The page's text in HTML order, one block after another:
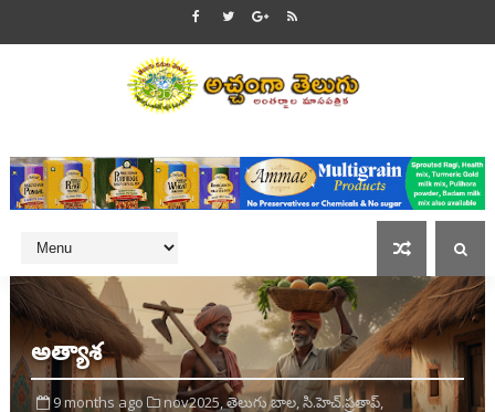
అత్యాశ
9 months ago nov2025,తెలుగు బాల,సి.హెచ్.ప్రతాప్,